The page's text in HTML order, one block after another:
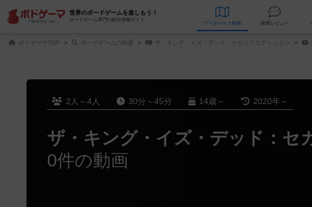
世界のボードゲームを楽しもう！
ボードゲーム専門の総合情報サイト
データベース 検索 新着レビ
ボドゲーマTOP ボードゲームの検索 ザ・キング・イズ・デッド：セカンドエディション
2人～4人 30分～45分 14歳～ 2020年～
ザ・キング・イズ・デッド：セ
0件の動画